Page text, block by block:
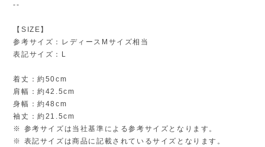
--
【SIZE】
参考サイズ：レディースMサイズ相当
表記サイズ：L
着丈：約50cm
肩幅：約42.5cm
身幅：約48cm
袖丈：約21.5cm
※ 参考サイズは当社基準による参考サイズとなります。
※ 表記サイズは商品に記載されているサイズとなります。